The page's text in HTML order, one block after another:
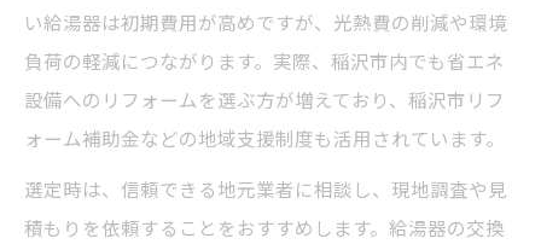
い給湯器は初期費用が高めですが、光熱費の削減や環境
負荷の軽減につながります。実際、稲沢市内でも省エネ
設備へのリフォームを選ぶ方が増えており、稲沢市リフ
ォーム補助金などの地域支援制度も活用されています。
選定時は、信頼できる地元業者に相談し、現地調査や見
積もりを依頼することをおすすめします。給湯器の交換